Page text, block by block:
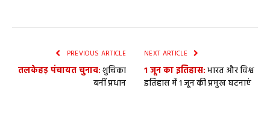
PREVIOUS ARTICLE
तलकेहड़ पंचायत चुनाव:शुचिका
बनीं प्रधान
NEXT ARTICLE
1 जून का इतिहास:भारत और विश्व
इतिहास में 1 जून की प्रमुख घटनाएं